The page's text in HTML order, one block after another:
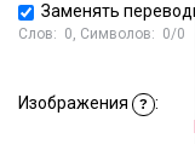
Заменять
Слов: 0, Символов: 0/0
Изображения ? :